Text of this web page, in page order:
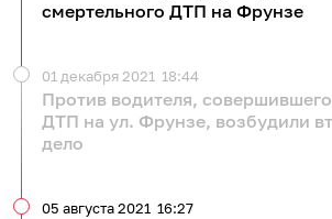
смертельного ДТП на Фрунзе
Против водителя,
ДТП на ул. Фрунзе, возбудили
дело
01 декабря 2021 18:44
05 августа 2021 16:27